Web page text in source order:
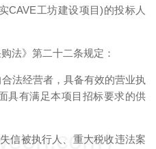
CAVE工坊建设项目)的投标人
法》第二十二条规定：
法经营者，具备有效的营业执
具有满足本项目招标要求的供
信被执行人、重大税收违法案
）